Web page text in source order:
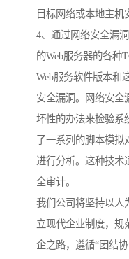
目标网络或本地主机
4、通过网络安全漏
的Web服务器的各种
Web服务软件版本和
安全漏洞。网络安全
坏性的办法来检验系
了一系列的脚本模拟
进行分析。这种技术
全审计。
我们公司将坚持以人
立现代企业制度，规
企之路，遵循“团结